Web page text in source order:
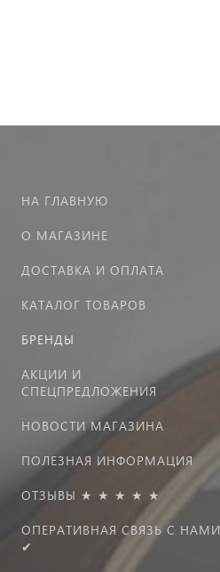
НА ГЛАВНУЮ
О МАГАЗИНЕ
ДОСТАВКА И ОПЛАТА
КАТАЛОГ ТОВАРОВ
БРЕНДЫ
АКЦИИ И
СПЕЦПРЕДЛОЖЕНИЯ
НОВОСТИ МАГАЗИНА
ПОЛЕЗНАЯ ИНФОРМАЦИЯ
ОТЗЫВЫ ★ ★ ★ ★ ★
ОПЕРАТИВНАЯ СВЯЗЬ С НАМИ
✔